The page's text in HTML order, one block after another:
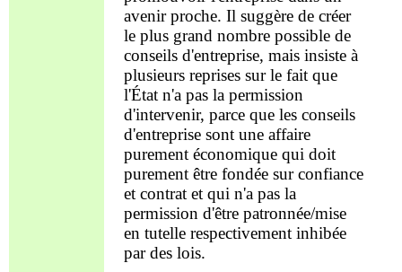
avenir proche. Il suggère de créer
le plus grand nombre possible de
conseilsd'entreprise, mais insiste à
plusieurs reprises sur le fait que
l'État n'apas la permission
d'intervenir, parce queles conseils
d'entreprise sont une affaire
purement économique qui doit
purement être fondée surconfiance
etcontrat et qui n'apas la
permission d'être patronnée/mise
en tutelle respectivementinhibée
par des lois.